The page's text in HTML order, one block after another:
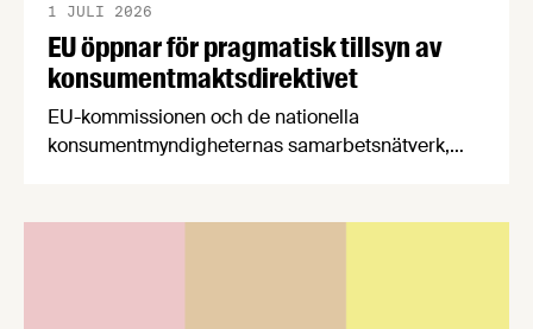
EU öppnar för pragmatisk tillsyn av
konsumentmaktsdirektivet
1 JULI 2026
EU-kommissionen och de nationella
konsumentmyndigheternas samarbetsnätverk,
konsumentmaktsdirektivet. Livsmedelsföretagen